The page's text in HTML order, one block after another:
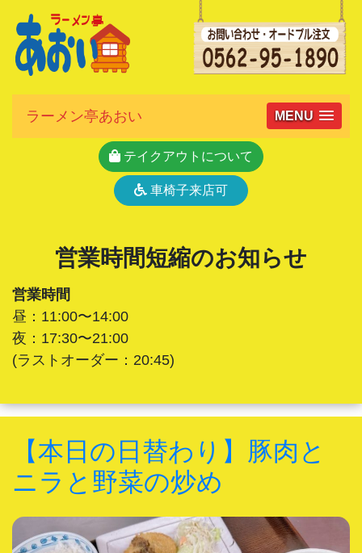
ラーメン亭あおい MENU
テイクアウトについて
車椅子来店可
営業時間短縮のお知らせ
営業時間
昼：11:00〜14:00
夜：17:30〜21:00
(ラストオーダー：20:45)
【本日の日替わり】豚肉と
ニラと野菜の炒め